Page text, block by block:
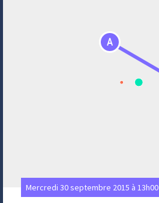
A
Mercredi 30 septembre 2015 à 13h00